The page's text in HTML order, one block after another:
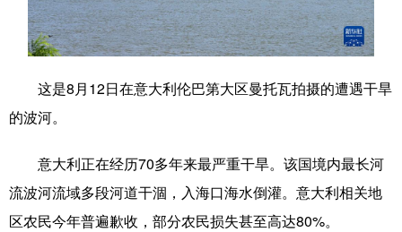
食品 人居 信息化 数字经济
文化产业
这是8月12日在意大利伦巴第大区曼托瓦拍摄的遭遇干旱
的波河。
意大利正在经历70多年来最严重干旱。该国境内最长河
流波河流域多段河道干涸，入海口海水倒灌。意大利相关地
区农民今年普遍歉收，部分农民损失甚至高达80%。